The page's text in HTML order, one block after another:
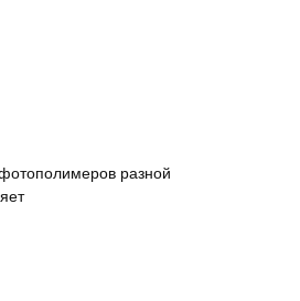
разной